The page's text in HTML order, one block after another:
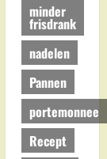
minder
frisdrank
nadelen
Pannen
portemonnee
Recept